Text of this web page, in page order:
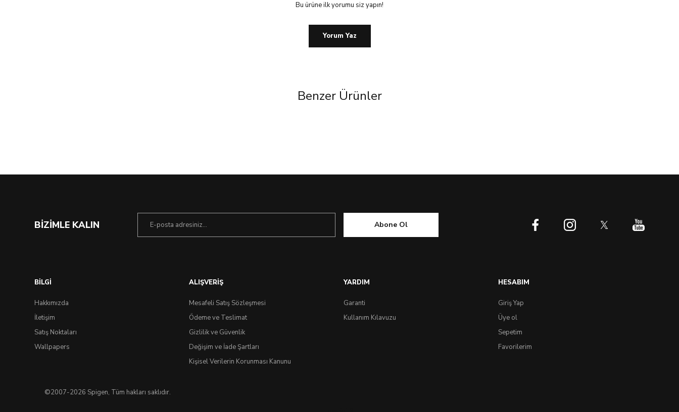
Bu ürüne ilk yorumu siz yapın!
Yorum Yaz
Benzer Ürünler
BİZİMLE KALIN Abone Ol
BİLGİ
Hakkımızda
İletişim
Satış Noktaları
Wallpapers
ALIŞVERİŞ
Mesafeli Satış Sözleşmesi
Ödeme ve Teslimat
Gizlilik ve Güvenlik
Değişim ve İade Şartları
Kişisel Verilerin Korunması Kanunu
YARDIM
Garanti
Kullanım Kılavuzu
HESABIM
Giriş Yap
Üye ol
Sepetim
Favorilerim
©2007-2026 Spigen, Tüm hakları saklıdır.